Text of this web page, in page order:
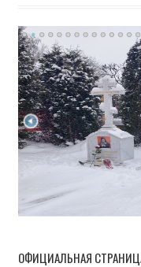
ОФИЦИАЛЬНАЯ